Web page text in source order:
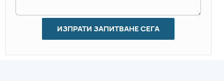
ИЗПРАТИ ЗАПИТВАНЕ СЕГА